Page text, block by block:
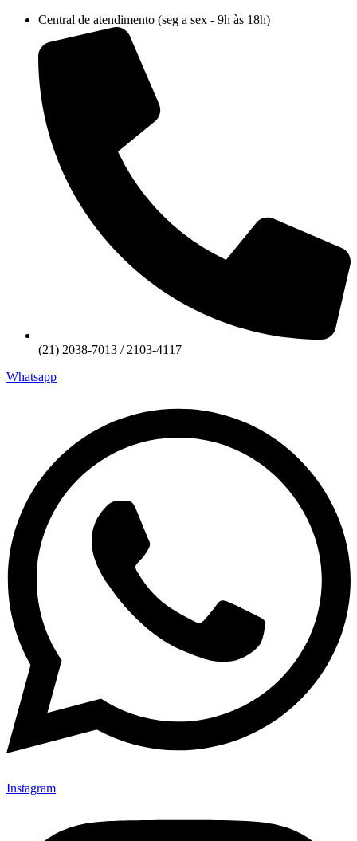
conteúdo
Central de atendimento (seg a sex - 9h às 18h)
(21) 2038-7013 / 2103-4117
Whatsapp
Instagram